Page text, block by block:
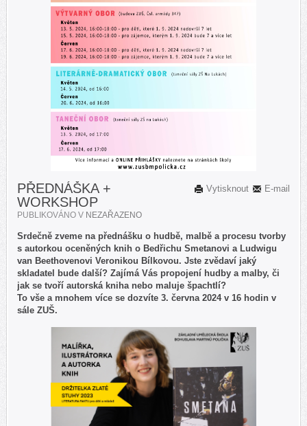
E-mail
Vytisknout
PŘEDNÁŠKA +
WORKSHOP
PUBLIKOVÁNO V NEZAŘAZENO
Srdečně zveme na přednášku o hudbě, malbě a procesu tvorby
s autorkou oceněných knih o Bedřichu Smetanovi a Ludwigu
van Beethovenovi Veronikou Bílkovou. Jste zvědaví jaký
skladatel bude další? Zajímá Vás propojení hudby a malby, či
jak se tvoří autorská kniha nebo maluje špachtlí?
To vše a mnohem více se dozvíte 3. června 2024 v 16 hodin v
sále ZUŠ.